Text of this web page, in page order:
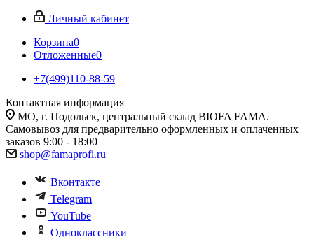
Личный кабинет
Корзина0
Отложенные0
+7(499)110-88-59
Контактная информация
МО, г. Подольск, центральный склад BIOFA FAMA.
Самовывоз для предварительно оформленных и оплаченных
заказов 9:00 - 18:00
shop@famaprofi.ru
Вконтакте
Telegram
YouTube
Одноклассники